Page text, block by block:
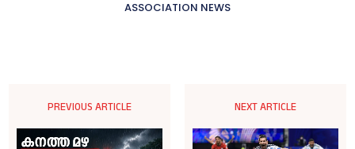
ASSOCIATION NEWS
PREVIOUS ARTICLE NEXT ARTICLE